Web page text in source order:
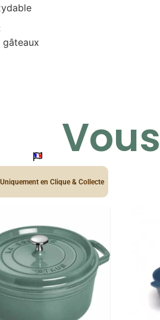
gâteaux
Uniquement en Clique & Collecte